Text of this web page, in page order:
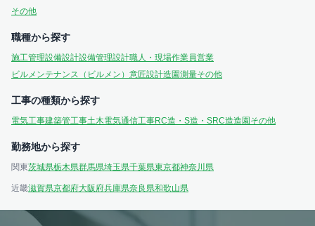
その他
職種から探す
施工管理設備設計設備管理設計職人・現場作業員営業
ビルメンテナンス（ビルメン） 意匠設計造園測量その他
工事の種類から探す
電気工事建築管工事土木電気通信工事RC造・S造・SRC造造園 その他
勤務地から探す
関東茨城県栃木県群馬県埼玉県千葉県東京都神奈川県
近畿滋賀県京都府大阪府兵庫県奈良県和歌山県